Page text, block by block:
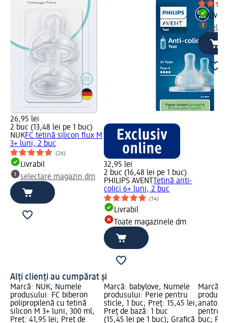
26,95 lei
2 buc (13,48 lei pe 1 buc)
NUKFC tetină silicon flux M
3+ luni, 2 buc
(26)
Livrabil
selectare magazin dm
32,95 lei
2 buc (16,48 lei pe 1 buc)
PHILIPS AVENT Tetină anti-
colici 6+ luni, 2 buc
(14)
Livrabil
Toate magazinele dm
Alți clienți au cumpărat și
Marcă: NUK; Numele
produsului: FC biberon
polipropilenă cu tetină
silicon M 3+ luni, 300 ml;
Preț: 41,95 lei; Preț de
Marcă: babylove; Numele
produsului: Perie pentru
sticle, 1 buc; Preț: 15,45 lei;
Preț de bază: 1 buc
(15,45 lei pe 1 buc); Grafică
Marcă:
pentru
buc;